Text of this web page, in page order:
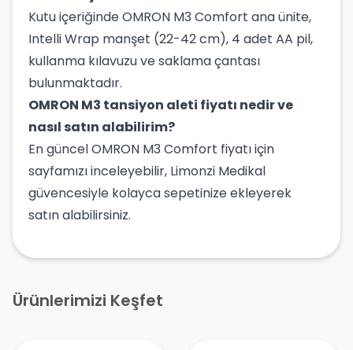
Kutu içeriğinde OMRON M3 Comfort ana ünite,
Intelli Wrap manşet (22-42 cm), 4 adet AA pil,
kullanma kılavuzu ve saklama çantası
bulunmaktadır.
OMRON M3 tansiyon aleti fiyatı nedir ve
nasıl satın alabilirim?
En güncel OMRON M3 Comfort fiyatı için
sayfamızı inceleyebilir, Limonzi Medikal
güvencesiyle kolayca sepetinize ekleyerek
satın alabilirsiniz.
Ürünlerimizi Keşfet